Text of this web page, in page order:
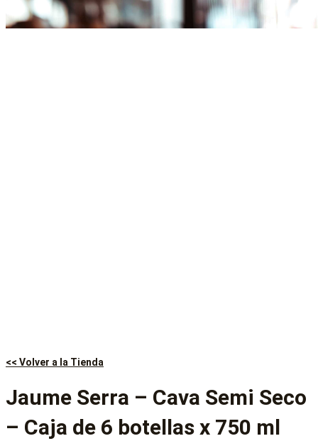
<< Volver a la Tienda
Jaume Serra – Cava Semi Seco
– Caja de 6 botellas x 750 ml